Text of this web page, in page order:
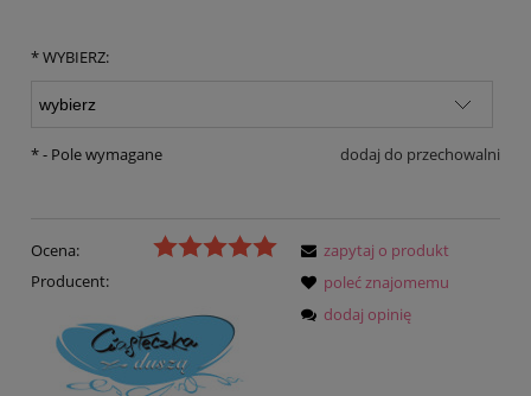
*WYBIERZ:
dodaj do przechowalni
*- Pole wymagane
Ocena:
Producent:
zapytaj o produkt
poleć znajomemu
dodaj opinię